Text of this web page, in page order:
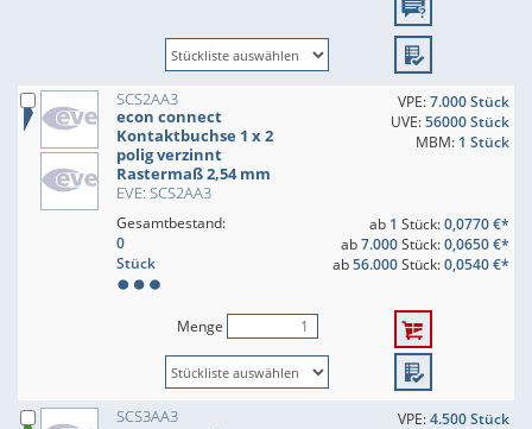
SCS2AA3
econ connect
Kontaktbuchse 1 x 2
polig verzinnt
Rastermaß 2,54 mm
EVE: SCS2AA3
VPE:7.000 Stück
UVE:56000 Stück
MBM: 1 Stück
Gesamtbestand:
0
Stück
ab 1 Stück:0,0770 €*
ab7.000Stück:0,0650 €*
ab56.000Stück:0,0540 €*
Menge
SCS3AA3
VPE:4.500 Stück